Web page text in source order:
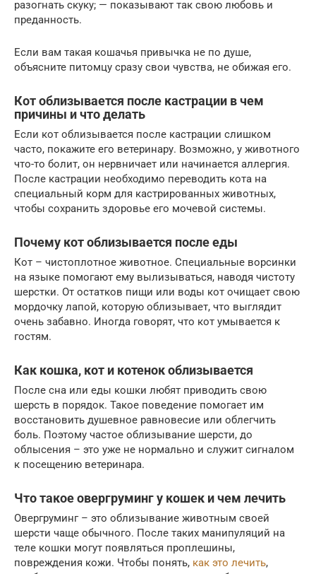
разогнать скуку; — показывают так свою любовь и
преданность.
Если вам такая кошачья привычка не по душе,
объясните питомцу сразу свои чувства, не обижая его.
Кот облизывается после кастрации в чем
причины и что делать
Если кот облизывается после кастрации слишком
часто, покажите его ветеринару. Возможно, у животного
что-то болит, он нервничает или начинается аллергия.
После кастрации необходимо переводить кота на
специальный корм для кастрированных животных,
чтобы сохранить здоровье его мочевой системы.
Почему кот облизывается после еды
Кот – чистоплотное животное. Специальные ворсинки
на языке помогают ему вылизываться, наводя чистоту
шерстки. От остатков пищи или воды кот очищает свою
мордочку лапой, которую облизывает, что выглядит
очень забавно. Иногда говорят, что кот умывается к
гостям.
Как кошка, кот и котенок облизывается
После сна или еды кошки любят приводить свою
шерсть в порядок. Такое поведение помогает им
восстановить душевное равновесие или облегчить
боль. Поэтому частое облизывание шерсти, до
облысения – это уже не нормально и служит сигналом
к посещению ветеринара.
Что такое овергруминг у кошек и чем лечить
Овергруминг – это облизывание животным своей
шерсти чаще обычного. После таких манипуляций на
теле кошки могут появляться проплешины,
повреждения кожи. Чтобы понять, как это лечить,